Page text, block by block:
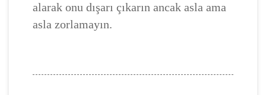
alarak onu dışarı çıkarın ancak asla ama
asla zorlamayın.